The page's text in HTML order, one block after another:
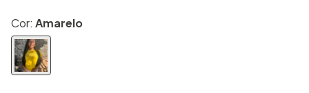
Cor: Amarelo